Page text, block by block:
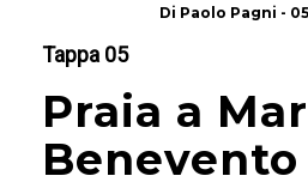
Di Paolo Pagni -
Tappa 05
Praia a
Benevento